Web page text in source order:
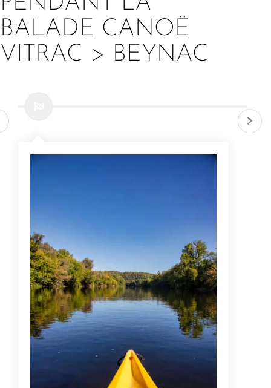
BALADE CANOË
VITRAC > BEYNAC